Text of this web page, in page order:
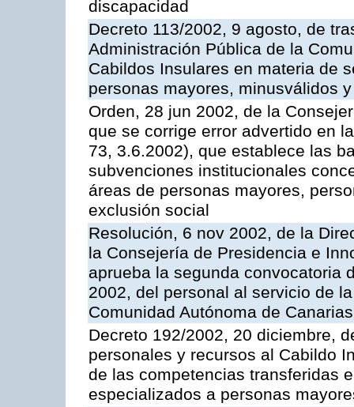
discapacidad
Decreto 113/2002, 9 agosto, de
Administración Pública de la
Cabildos Insulares en materia de
personas mayores, minusválidos
Orden, 28 jun 2002, de la
que se corrige error advertido en
73, 3.6.2002), que establece las
subvenciones institucionales
áreas de personas mayores,
exclusión social
Resolución, 6 nov 2002, de la
la Consejería de Presidencia e
aprueba la segunda convocatoria
2002, del personal al servicio de
Comunidad Autónoma de
Decreto 192/2002, 20 diciembre,
personales y recursos al Cabildo
de las competencias transferidas
especializados a personas